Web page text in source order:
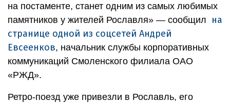
на постаменте, станет одним из самых любимых
памятников у жителей Рославля» — сообщил на
странице одной из соцсетей Андрей
Евсеенков, начальник службы корпоративных
коммуникаций Смоленского филиала ОАО
«РЖД».
Ретро-поезд уже привезли в Рославль, его